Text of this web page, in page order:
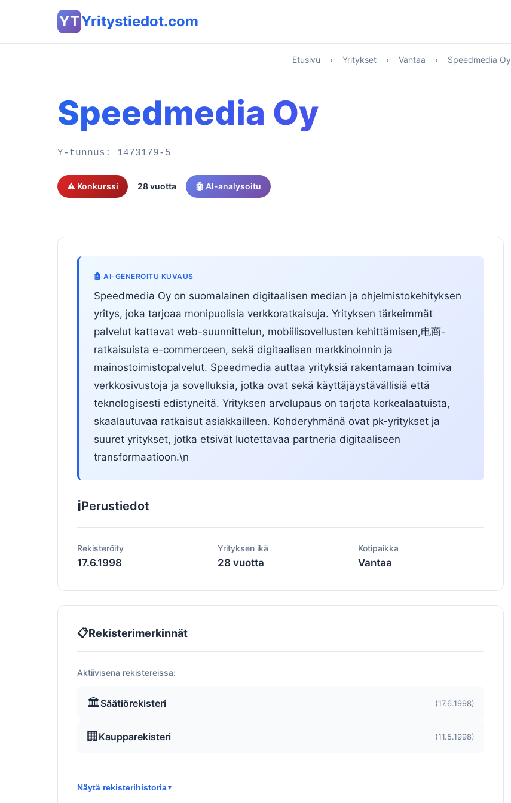
YTYritystiedot.com
Etusivu › Yritykset › Vantaa › Speedmedia Oy
Speedmedia Oy
Y-tunnus: 1473179-5
⚠️ Konkurssi 28 vuotta 🤖 AI-analysoitu
🤖 AI-GENEROITU KUVAUS
Speedmedia Oy on suomalainen digitaalisen median ja ohjelmistokehityksen
yritys, joka tarjoaa monipuolisia verkkoratkaisuja. Yrityksen tärkeimmät
palvelut kattavat web-suunnittelun, mobiilisovellusten kehittämisen,电商-
ratkaisuista e-commerceen, sekä digitaalisen markkinoinnin ja
mainostoimistopalvelut. Speedmedia auttaa yrityksiä rakentamaan toimiva
verkkosivustoja ja sovelluksia, jotka ovat sekä käyttäjäystävällisiä että
teknologisesti edistyneitä. Yrityksen arvolupaus on tarjota korkealaatuista,
skaalautuvaa ratkaisut asiakkailleen. Kohderyhmänä ovat pk-yritykset ja
suuret yritykset, jotka etsivät luotettavaa partneria digitaaliseen
transformaatioon.\n
ℹ️Perustiedot
Rekisteröity
17.6.1998
Yrityksen ikä
28 vuotta
Kotipaikka
Vantaa
📋Rekisterimerkinnät
Aktiivisena rekistereissä:
🏛️Säätiörekisteri (17.6.1998)
🏢 Kaupparekisteri (11.5.1998)
Näytä rekisterihistoria▼